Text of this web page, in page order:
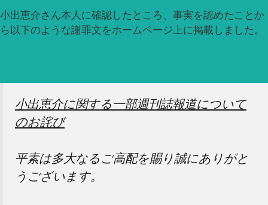
小出恵介さん本人に確認したところ、事実を認めたことか
ら以下のような謝罪文をホームページ上に掲載しました。
小出恵介に関する一部週刊誌報道について
のお詫び
平素は多大なるご高配を賜り誠にありがと
うございます。